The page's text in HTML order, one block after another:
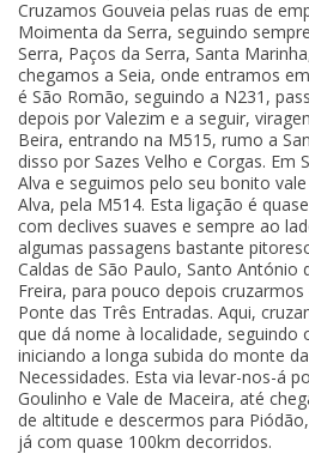
Cruzamos Gouveia pelas ruas de
Moimenta da Serra, seguindo
Serra, Paços da Serra, Santa
chegamos a Seia, onde entramos
é São Romão, seguindo a N231,
depois por Valezim e a seguir,
Beira, entrando na M515, rumo a
disso por Sazes Velho e Corgas. Em
Alva e seguimos pelo seu bonito
Alva, pela M514. Esta ligação é
com declives suaves e sempre ao
algumas passagens bastante
Caldas de São Paulo, Santo António
Freira, para pouco depois
Ponte das Três Entradas. Aqui,
que dá nome à localidade, seguindo
iniciando a longa subida do monte
Necessidades. Esta via levar-nos-á
Goulinho e Vale de Maceira, até
de altitude e descermos para
já com quase 100km decorridos.